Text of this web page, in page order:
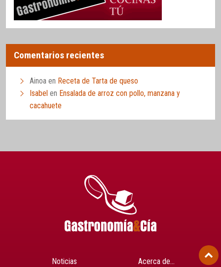
Comentarios recientes
Ainoa en Receta de Tarta de queso
Isabel en Ensalada de arroz con pollo, manzana y
cacahuete
Noticias
Acerca de…